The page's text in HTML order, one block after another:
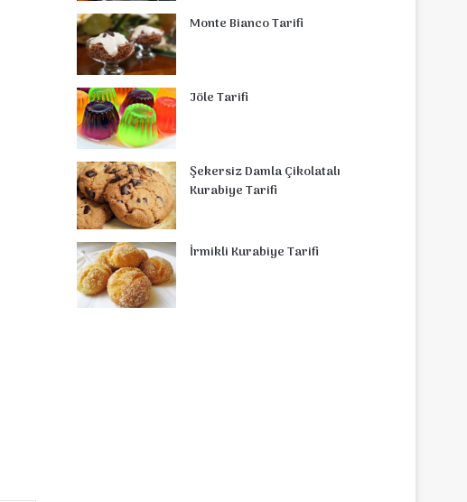
Monte Bianco Tarifi
Jöle Tarifi
Şekersiz Damla Çikolatalı
Kurabiye Tarifi
İrmikli Kurabiye Tarifi